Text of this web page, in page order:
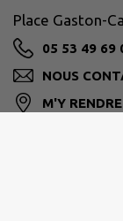
Place Gaston-
05 53 49 69
NOUS
M'Y RENDRE